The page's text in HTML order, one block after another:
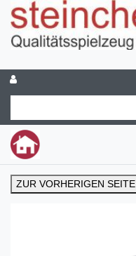
ZUR VORHERIGEN SEITE